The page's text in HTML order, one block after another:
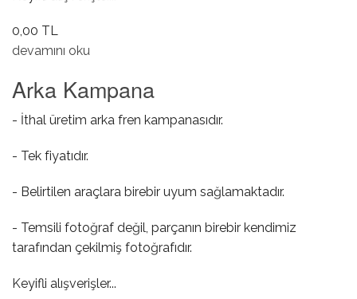
0,00 TL
Ön Silecek Motoru hakkında
devamını oku
Arka Kampana
- İthal üretim arka fren kampanasıdır.
- Tek fiyatıdır.
- Belirtilen araçlara birebir uyum sağlamaktadır.
- Temsili fotoğraf değil, parçanın birebir kendimiz
tarafından çekilmiş fotoğrafıdır.
Keyifli alışverişler...